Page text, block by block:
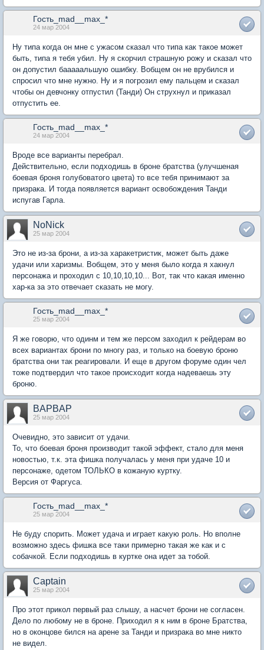
Гость_mad__max_*
24 мар 2004
Ну типа когда он мне с ужасом сказал что типа как такое может
быть, типа я тебя убил. Ну я скорчил страшную рожу и сказал что
он допустил бааааальшую ошибку. Вобщем он не врубился и
спросил что мне нужно. Ну и я погрозил ему пальцем и сказал
чтобы он девчонку отпустил (Танди) Он струхнул и приказал
отпустить ее.
Гость_mad__max_*
24 мар 2004
Вроде все варианты перебрал.
Действительно, если подходишь в броне братства (улучшеная
боевая броня голубоватого цвета) то все тебя принимают за
призрака. И тогда появляется вариант освобождения Танди
испугав Гарла.
NoNick
25 мар 2004
Это не из-за брони, а из-за харакетристик, может быть даже
удачи или харизмы. Вобщем, это у меня было когда я хакнул
персонажа и проходил с 10,10,10,10... Вот, так что какая именно
хар-ка за это отвечает сказать не могу.
Гость_mad__max_*
25 мар 2004
Я же говорю, что одинм и тем же персом заходил к рейдерам во
всех вариантах брони по многу раз, и только на боевую броню
братства они так реагировали. И еще в другом форуме один чел
тоже подтвердил что такое происходит когда надеваешь эту
броню.
BAPBAP
25 мар 2004
Очевидно, это зависит от удачи.
То, что боевая броня производит такой эффект, стало для меня
новостью, т.к. эта фишка получалась у меня при удаче 10 и
персонаже, одетом ТОЛЬКО в кожаную куртку.
Версия от Фаргуса.
Гость_mad__max_*
25 мар 2004
Не буду спорить. Может удача и играет какую роль. Но вполне
возможно здесь фишка все таки примерно такая же как и с
собачкой. Если подходишь в куртке она идет за тобой.
Captain
25 мар 2004
Про этот прикол первый раз слышу, а насчет брони не согласен.
Дело по любому не в броне. Приходил я к ним в броне Братства,
но в оконцове бился на арене за Танди и призрака во мне никто
не видел.